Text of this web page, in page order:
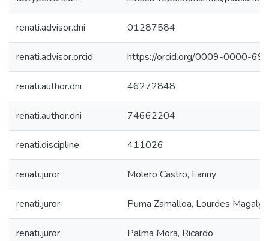
renati.advisor.dni 01287584
renati.advisor.orcid https://orcid.org/0009-0000-
renati.author.dni 46272848
renati.author.dni 74662204
renati.discipline 411026
renati.juror Molero Castro, Fanny
renati.juror Puma Zamalloa, Lourdes Magaly
renati.juror Palma Mora, Ricardo